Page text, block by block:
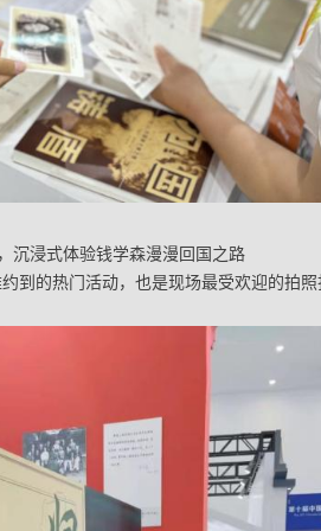
沉浸式体验钱学森漫漫回国之路
到的热门活动，也是现场最受欢迎的拍